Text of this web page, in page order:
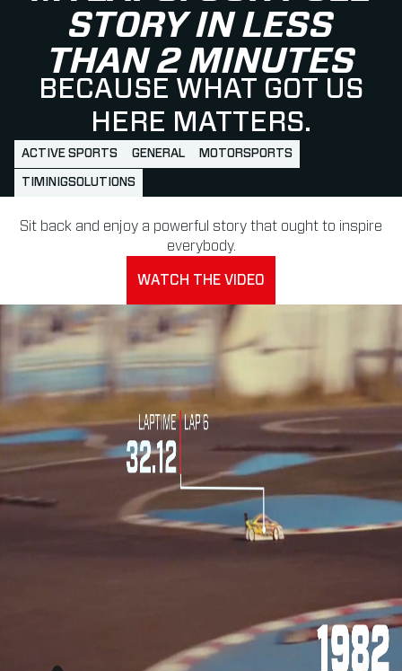
STORY IN LESS
THAN 2 MINUTES
BECAUSE WHAT GOT US
HERE MATTERS.
ACTIVE SPORTS GENERAL MOTORSPORTS
TIMINIGSOLUTIONS
Sit back and enjoy a powerful story that ought to inspire
everybody.
WATCH THE VIDEO